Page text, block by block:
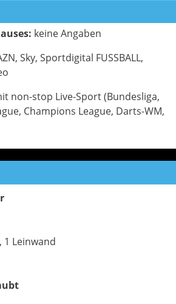
keine Angaben
Sky, Sportdigital FUSSBALL,
non-stop Live-Sport (Bundesliga,
Champions League, Darts-WM,
1 Leinwand